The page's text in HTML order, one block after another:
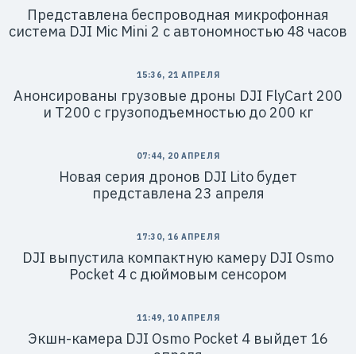
Представлена беспроводная микрофонная
система DJI Mic Mini 2 с автономностью 48 часов
15:36, 21 АПРЕЛЯ
Анонсированы грузовые дроны DJI FlyCart 200
и T200 с грузоподъемностью до 200 кг
07:44, 20 АПРЕЛЯ
Новая серия дронов DJI Lito будет
представлена 23 апреля
17:30, 16 АПРЕЛЯ
DJI выпустила компактную камеру DJI Osmo
Pocket 4 с дюймовым сенсором
11:49, 10 АПРЕЛЯ
Экшн-камера DJI Osmo Pocket 4 выйдет 16